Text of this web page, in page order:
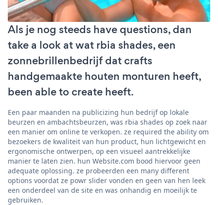
Als je nog steeds have questions, dan
take a look at wat rbia shades, een
zonnebrillenbedrijf dat crafts
handgemaakte houten monturen heeft,
been able to create heeft.
Een paar maanden na publicizing hun bedrijf op lokale
beurzen en ambachtsbeurzen, was rbia shades op zoek naar
een manier om online te verkopen. ze required the ability om
bezoekers de kwaliteit van hun product, hun lichtgewicht en
ergonomische ontwerpen, op een visueel aantrekkelijke
manier te laten zien. hun Website.com bood hiervoor geen
adequate oplossing. ze probeerden een many different
options voordat ze powr slider vonden en geen van hen leek
een onderdeel van de site en was onhandig en moeilijk te
gebruiken.